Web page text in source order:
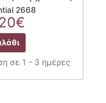
2668
€Η
τρέχουσα
τιμή
είναι:
σε 1 - 3 ημέρες